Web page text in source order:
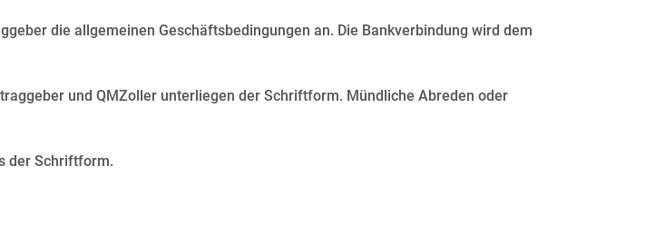
die allgemeinen Geschäftsbedingungen an. Die Bankverbindung wird dem
und QMZoller unterliegen der Schriftform. Mündliche Abreden oder
der Schriftform.